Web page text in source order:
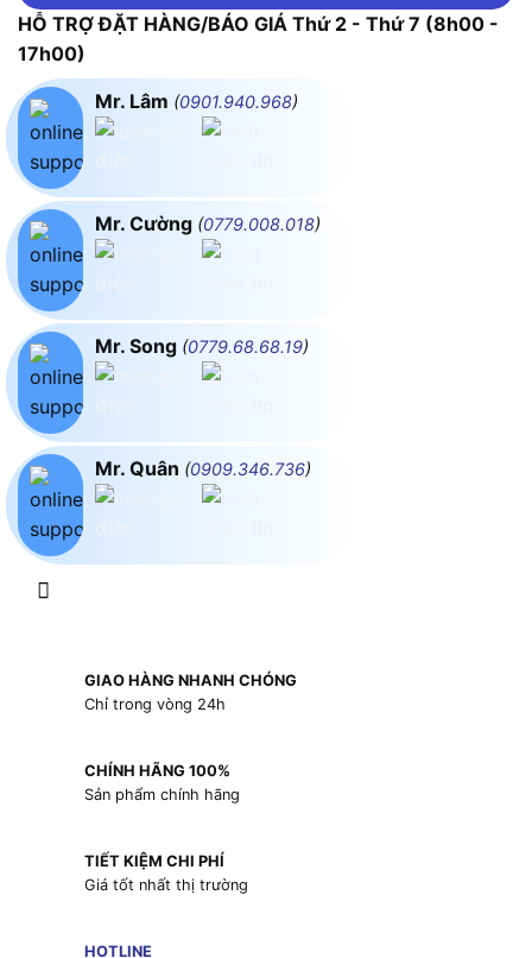
HỖ TRỢ ĐẶT HÀNG/BÁO GIÁ Thứ 2 - Thứ 7 (8h00 -
17h00)
Mr. Lâm (0901.940.968)
Mr. Cường (0779.008.018)
Mr. Song (0779.68.68.19)
Mr. Quân (0909.346.736)
GIAO HÀNG NHANH CHÓNG
Chỉ trong vòng 24h
CHÍNH HÃNG 100%
Sản phẩm chính hãng
TIẾT KIỆM CHI PHÍ
Giá tốt nhất thị trường
HOTLINE